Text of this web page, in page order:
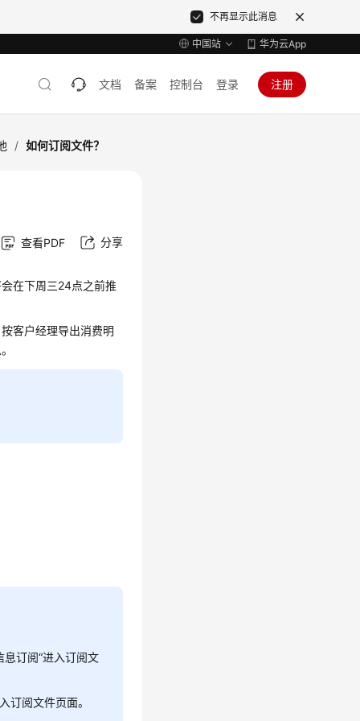
不再显示此消息
中国站 华为云App
文档 备案 控制台 登录 注册
/ 如何订阅文件？
查看PDF 分享
在下周三24点之前推
客户经理导出消费明
订阅“进入订阅文
订阅文件页面。